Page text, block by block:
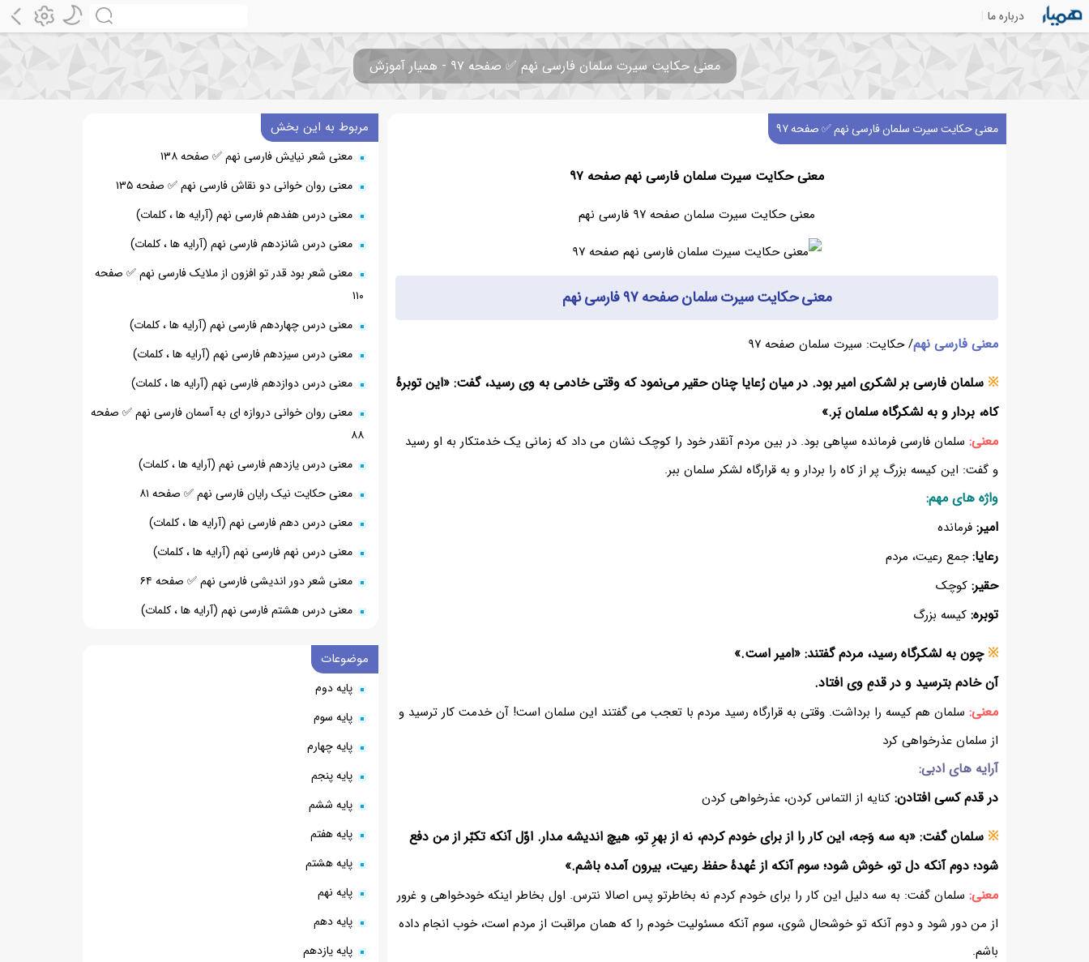
درباره ما
معنی حکایت سیرت سلمان فارسی نهم ✅ صفحه ۹۷ - همیار آموزش
معنی حکایت سیرت سلمان فارسی نهم ✅ صفحه ۹۷
معنی حکایت سیرت سلمان فارسی نهم صفحه ۹۷
معنی حکایت سیرت سلمان صفحه ۹۷ فارسی نهم
معنی حکایت سیرت سلمان صفحه ۹۷ فارسی نهم
معنی فارسی نهم/ حکایت: سیرت سلمان صفحه ۹۷
※ سلمان فارسی بر لشکری امیر بود. در میان رُعایا چنان حقیر می‌نمود که وقتی خادمی به وی رسید، گفت: «این توبرهٔ
کاه، بردار و به لشکرگاه سلمان بَر.»
معنی: سلمان فارسی فرمانده سپاهی بود. در بین مردم آنقدر خود را کوچک نشان می داد که زمانی یک خدمتکار به او رسید
و گفت: این کیسه بزرگ پر از کاه را بردار و به قرارگاه لشکر سلمان ببر.
واژه های مهم:
امیر: فرمانده
رعایا:جمع رعیت، مردم
حقیر: کوچک
توبره: کیسه بزرگ
※چون به لشکرگاه رسید، مردم گفتند: «امیر است.»
آن خادم بترسید و در قدمِ وی افتاد.
معنی: سلمان هم کیسه را برداشت. وقتی به قرارگاه رسید مردم با تعجب می گفتند این سلمان است! آن خدمت کار ترسید و
از سلمان عذرخواهی کرد
آرایه های ادبی:
در قدم کسی افتادن: کنایه از التماس کردن، عذرخواهی کردن
※ سلمان گفت: «به سه وَجه، این کار را از برای خودم کردم، نه از بهرِ تو، هیچ اندیشه مدار. اوّل آنکه تکبّر از من دفع
شود؛ دوم آنکه دل تو، خوش شود؛ سوم آنکه از عُهدهٔ حفظ رعیت، بیرون آمده باشم.»
معنی: سلمان گفت: به سه دلیل این کار را برای خودم کردم نه بخاطرتو پس اصالا نترس. اول بخاطر اینکه خودخواهی و غرور
از من دور شود و دوم آنکه تو خوشحال شوی، سوم آنکه مسئولیت خودم را که همان مراقبت از مردم است، خوب انجام داده
باشم.
مربوط به این بخش
معنی شعر نیایش فارسی نهم ✅ صفحه ۱۳۸
معنی روان خوانی دو نقاش فارسی نهم ✅ صفحه ۱۳۵
معنی درس هفدهم فارسی نهم (آرایه ها ، کلمات)
معنی درس شانزدهم فارسی نهم (آرایه ها ، کلمات)
معنی شعر بود قدر تو افزون از ملایک فارسی نهم ✅ صفحه
۱۱۰
معنی درس چهاردهم فارسی نهم (آرایه ها ، کلمات)
معنی درس سیزدهم فارسی نهم (آرایه ها ، کلمات)
معنی درس دوازدهم فارسی نهم (آرایه ها ، کلمات)
معنی روان خوانی دروازه ای به آسمان فارسی نهم ✅ صفحه
۸۸
معنی درس یازدهم فارسی نهم (آرایه ها ، کلمات)
معنی حکایت نیک رایان فارسی نهم ✅ صفحه ۸۱
معنی درس دهم فارسی نهم (آرایه ها ، کلمات)
معنی درس نهم فارسی نهم (آرایه ها ، کلمات)
معنی شعر دور اندیشی فارسی نهم ✅ صفحه ۶۴
معنی درس هشتم فارسی نهم (آرایه ها ، کلمات)
موضوعات
پایه دوم
پایه سوم
پایه چهارم
پایه پنجم
پایه ششم
پایه هفتم
پایه هشتم
پایه نهم
پایه دهم
پایه یازدهم